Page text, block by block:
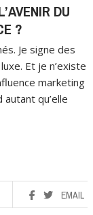
DU
?
Je signe des
Et je n’existe
marketing
qu’elle
EMAIL